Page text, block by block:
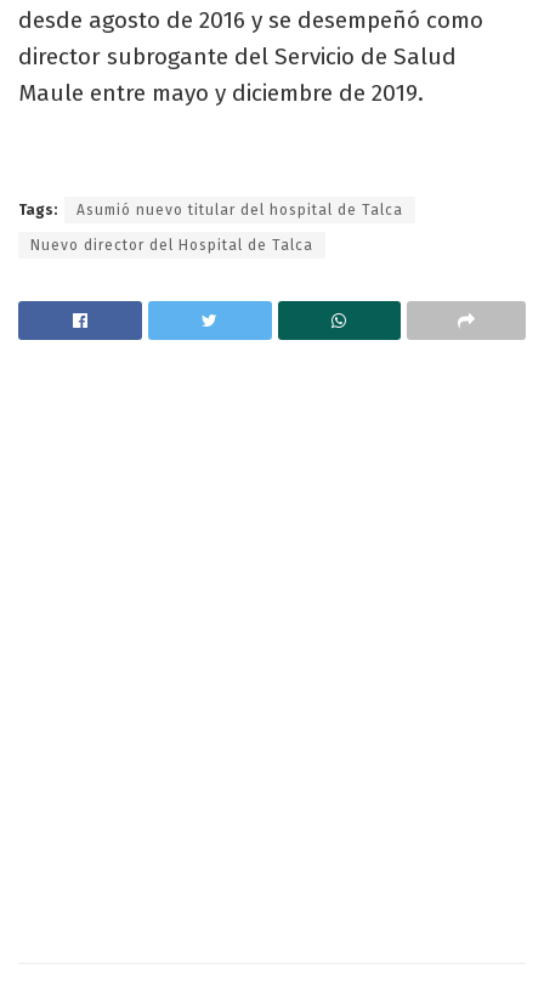
desde agosto de 2016 y se desempeñó como
director subrogante del Servicio de Salud
Maule entre mayo y diciembre de 2019.
Tags: Asumió nuevo titular del hospital de Talca
Nuevo director del Hospital de Talca